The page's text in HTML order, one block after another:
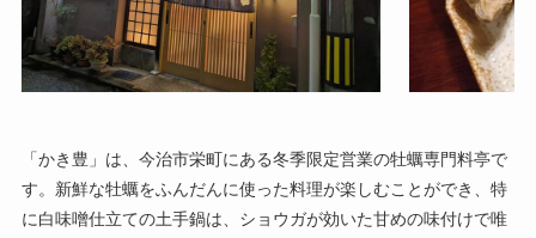
「かき豊」は、今治市栄町にある冬季限定営業の牡蠣専門料亭で
す。新鮮な牡蠣をふんだんに使った料理が楽しむことができ、特
に白味噌仕立ての土手鍋は、ショウガが効いた甘めの味付けで唯